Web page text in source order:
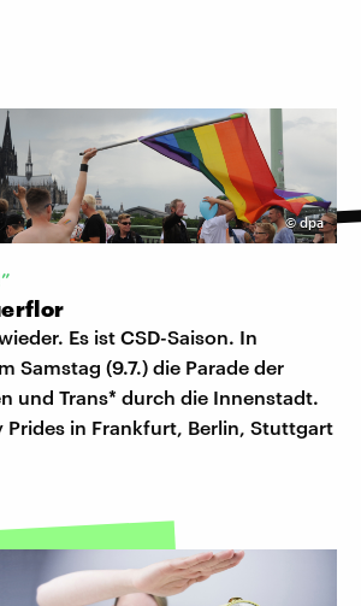
©dpa
Es ist CSD-Saison. In
Samstag (9.7.) die Parade der
und Trans* durch die Innenstadt.
Prides in Frankfurt, Berlin, Stuttgart